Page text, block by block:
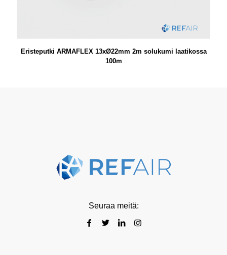
Eristeputki ARMAFLEX 13xØ22mm 2m solukumi laatikossa
100m
Seuraa meitä: